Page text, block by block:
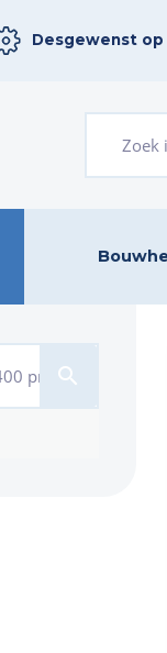
Desgewenst
search